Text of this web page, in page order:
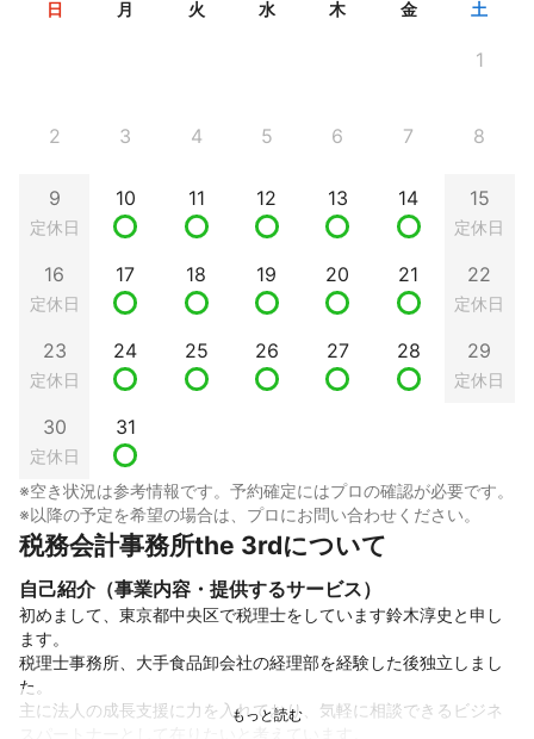
日 月 火 水 木 金 土
1
2 3 4 5 6 7 8
9
定休日
10 11 12 13 14 15
定休日
16
定休日
17 18 19 20 21 22
定休日
23
定休日
24 25 26 27 28 29
定休日
30
定休日
31
※空き状況は参考情報です。予約確定にはプロの確認が必要です。
※以降の予定を希望の場合は、プロにお問い合わせください。
税務会計事務所the 3rdについて
自己紹介（事業内容・提供するサービス）
初めまして、東京都中央区で税理士をしています鈴木淳史と申し
ます。
税理士事務所、大手食品卸会社の経理部を経験した後独立しまし
た。
主に法人の成長支援に力を入れており、気軽に相談できるビジネ